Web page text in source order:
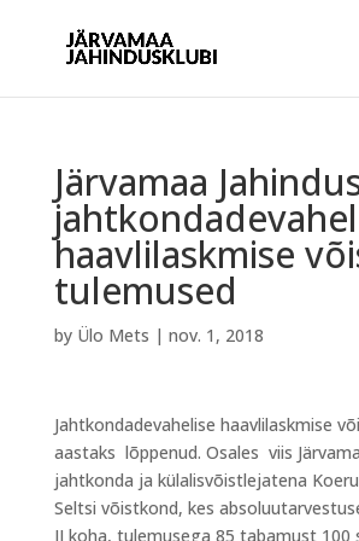
Järvamaa
haavlilaskmise
tulemused
by Ülo Mets | nov. 1, 2018
Jahtkondadevahelise haavlilaskmise
aastaks lõppenud. Osales viis
jahtkonda ja külalisvõistlejatena
Seltsi võistkond, kes
II koha, tulemusega 85 tabamust 100